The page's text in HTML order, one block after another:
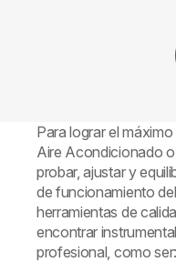
Para lograr el
Aire Acondicionado
probar, ajustar y
de funcionamiento
herramientas de
encontrar
profesional, como ser: